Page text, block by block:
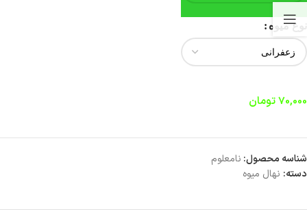
نوع میوه
70,000تومان
شناسه محصول: نامعلوم
دسته: نهال میوه